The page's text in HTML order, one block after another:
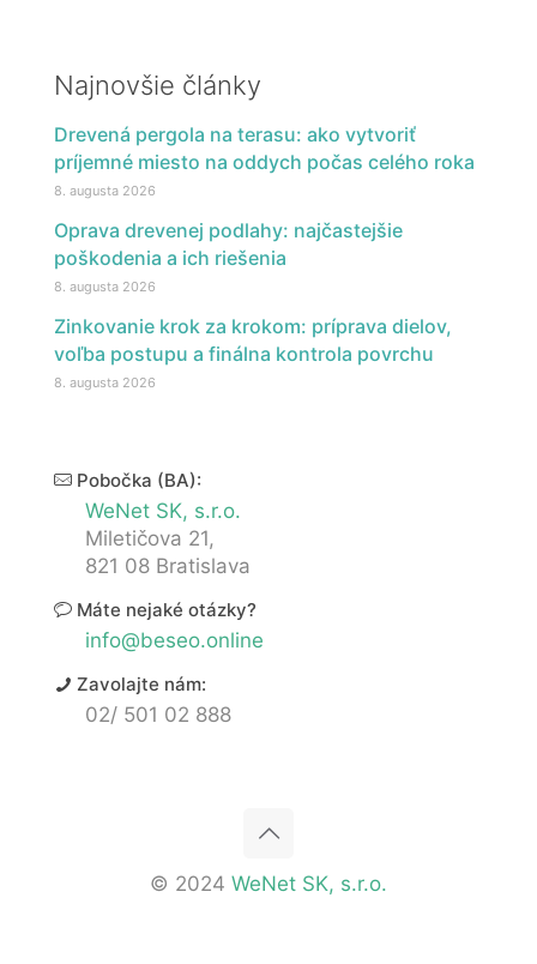
Najnovšie články
Drevená pergola na terasu: ako vytvoriť
príjemné miesto na oddych počas celého roka
8. augusta 2026
Oprava drevenej podlahy: najčastejšie
poškodenia a ich riešenia
8. augusta 2026
Zinkovanie krok za krokom: príprava dielov,
voľba postupu a finálna kontrola povrchu
8. augusta 2026
Pobočka (BA):
WeNet SK, s.r.o.
Miletičova 21,
821 08 Bratislava
Máte nejaké otázky?
info@beseo.online
Zavolajte nám:
02/ 501 02 888
© 2024 WeNet SK, s.r.o.